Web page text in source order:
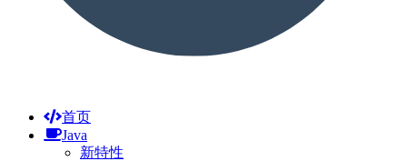
首页
Java
新特性